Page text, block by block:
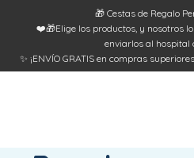
🎁 Cestas de Regalo
❤️🎁Elige los productos, y nosotros
enviarlos al hospital
✨ ¡ENVÍO GRATIS en compras